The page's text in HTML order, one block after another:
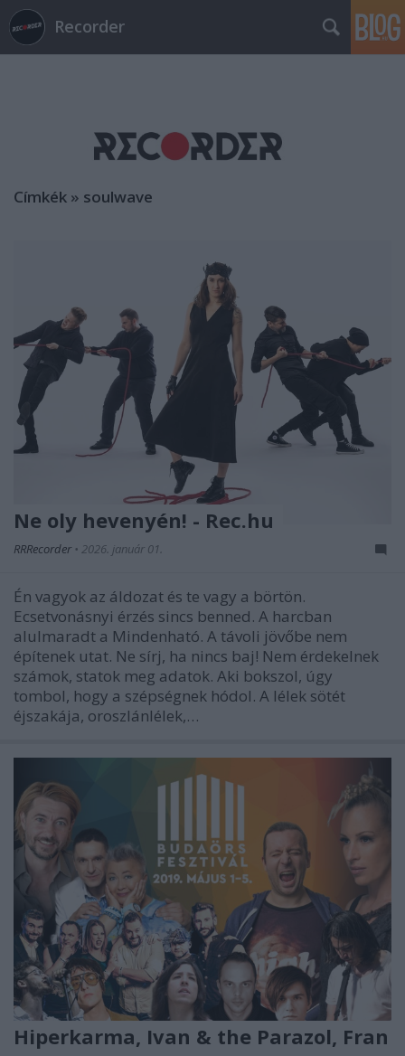
Recorder
Címkék » soulwave
Ne oly hevenyén! - Rec.hu
RRRecorder • 2026. január 01.
Én vagyok az áldozat és te vagy a börtön.
Ecsetvonásnyi érzés sincs benned. A harcban
alulmaradt a Mindenható. A távoli jövőbe nem
építenek utat. Ne sírj, ha nincs baj! Nem érdekelnek
számok, statok meg adatok. Aki bokszol, úgy
tombol, hogy a szépségnek hódol. A lélek sötét
éjszakája, oroszlánlélek,…
Hiperkarma, Ivan & the Parazol, Fran